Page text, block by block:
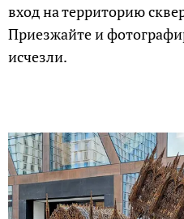
вход на территорию
Приезжайте и
исчезли.